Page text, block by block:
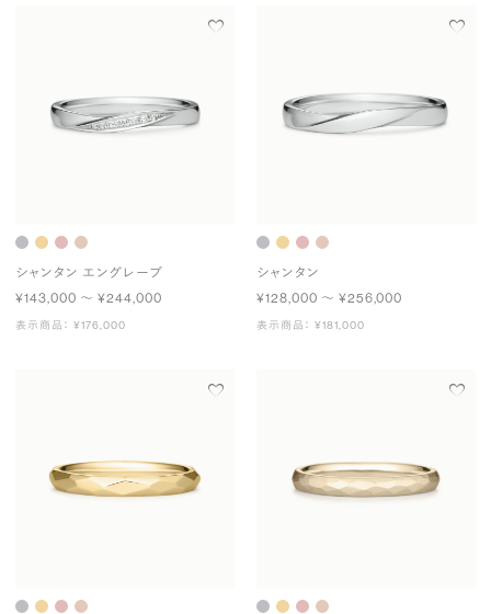
シャンタン エングレーブ
¥143,000 〜 ¥244,000
表示商品： ¥176,000
シャンタン
¥128,000 〜 ¥256,000
表示商品： ¥181,000